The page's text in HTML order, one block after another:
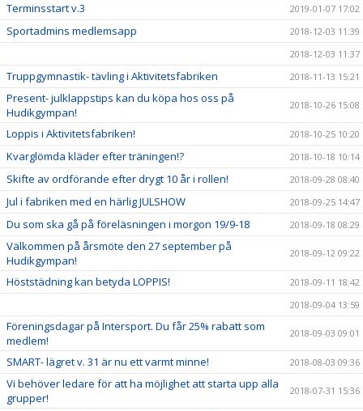
Terminsstart v.3 2019-01-07 17:02
Sportadmins medlemsapp
2018-12-03 11:39
2018-12-03 11:37
Truppgymnastik- tävling i Aktivitetsfabriken 2018-11-13 15:21
Present- julklappstips kan du köpa hos oss på
Hudikgympan!
2018-10-26 15:08
Loppis i Aktivitetsfabriken! 2018-10-25 10:20
Kvarglömda kläder efter träningen!? 2018-10-18 10:14
Skifte av ordförande efter drygt 10 år i rollen! 2018-09-28 08:40
Jul i fabriken med en härlig JULSHOW 2018-09-25 14:47
Du som ska gå på föreläsningen i morgon 19/9-18 2018-09-18 08:29
Välkommen på årsmöte den 27 september på
Hudikgympan!
2018-09-12 09:22
Höststädning kan betyda LOPPIS!
2018-09-11 18:42
2018-09-04 13:59
Föreningsdagar på Intersport. Du får 25% rabatt som
medlem!
2018-09-03 09:01
SMART- lägret v. 31 är nu ett varmt minne! 2018-08-03 09:36
Vi behöver ledare för att ha möjlighet att starta upp alla
grupper!
2018-07-31 15:36